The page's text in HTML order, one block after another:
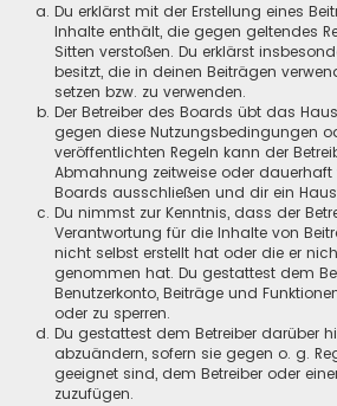
Du erklärst mit der Erstellung eines
Inhalte enthält, die gegen geltendes
Sitten verstoßen. Du erklärst
besitzt, die in deinen Beiträgen
setzen bzw. zu verwenden.
Der Betreiber des Boards übt das
gegen diese Nutzungsbedingungen
veröffentlichten Regeln kann der
Abmahnung zeitweise oder dauerhaft
Boards ausschließen und dir ein
Du nimmst zur Kenntnis, dass der
Verantwortung für die Inhalte von
nicht selbst erstellt hat oder die er
genommen hat. Du gestattest dem
Benutzerkonto, Beiträge und
oder zu sperren.
Du gestattest dem Betreiber darüber
abzuändern, sofern sie gegen o. g.
geeignet sind, dem Betreiber oder
zuzufügen.